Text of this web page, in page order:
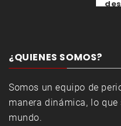
¿QUIENES SOMOS?
Somos un equipo de
manera dinámica, lo que
mundo.